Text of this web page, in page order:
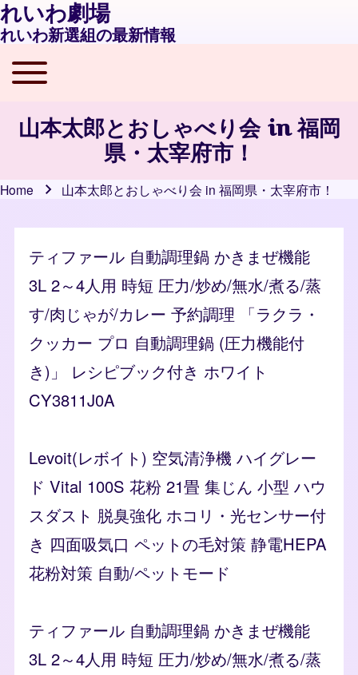
れいわ劇場
れいわ新選組の最新情報
Main navigation
Toggle main menu
山本太郎とおしゃべり会 in 福岡
県・太宰府市！
Home 山本太郎とおしゃべり会 in 福岡県・太宰府市！
ティファール 自動調理鍋 かきまぜ機能
3L 2～4人用 時短 圧力/炒め/無水/煮る/蒸
す/肉じゃが/カレー 予約調理 「ラクラ・
クッカー プロ 自動調理鍋 (圧力機能付
き)」 レシピブック付き ホワイト
CY3811J0A
Levoit(レボイト) 空気清浄機 ハイグレー
ド Vital 100S 花粉 21畳 集じん 小型 ハウ
スダスト 脱臭強化 ホコリ・光センサー付
き 四面吸気口 ペットの毛対策 静電HEPA
花粉対策 自動/ペットモード
ティファール 自動調理鍋 かきまぜ機能
3L 2～4人用 時短 圧力/炒め/無水/煮る/蒸